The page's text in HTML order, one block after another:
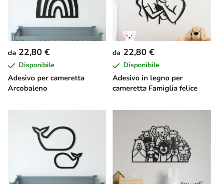
Adesivo per cameretta
Arcobaleno
da 22,80 €
Disponibile
Adesivo in legno per
cameretta Famiglia felice
da 22,80 €
Disponibile